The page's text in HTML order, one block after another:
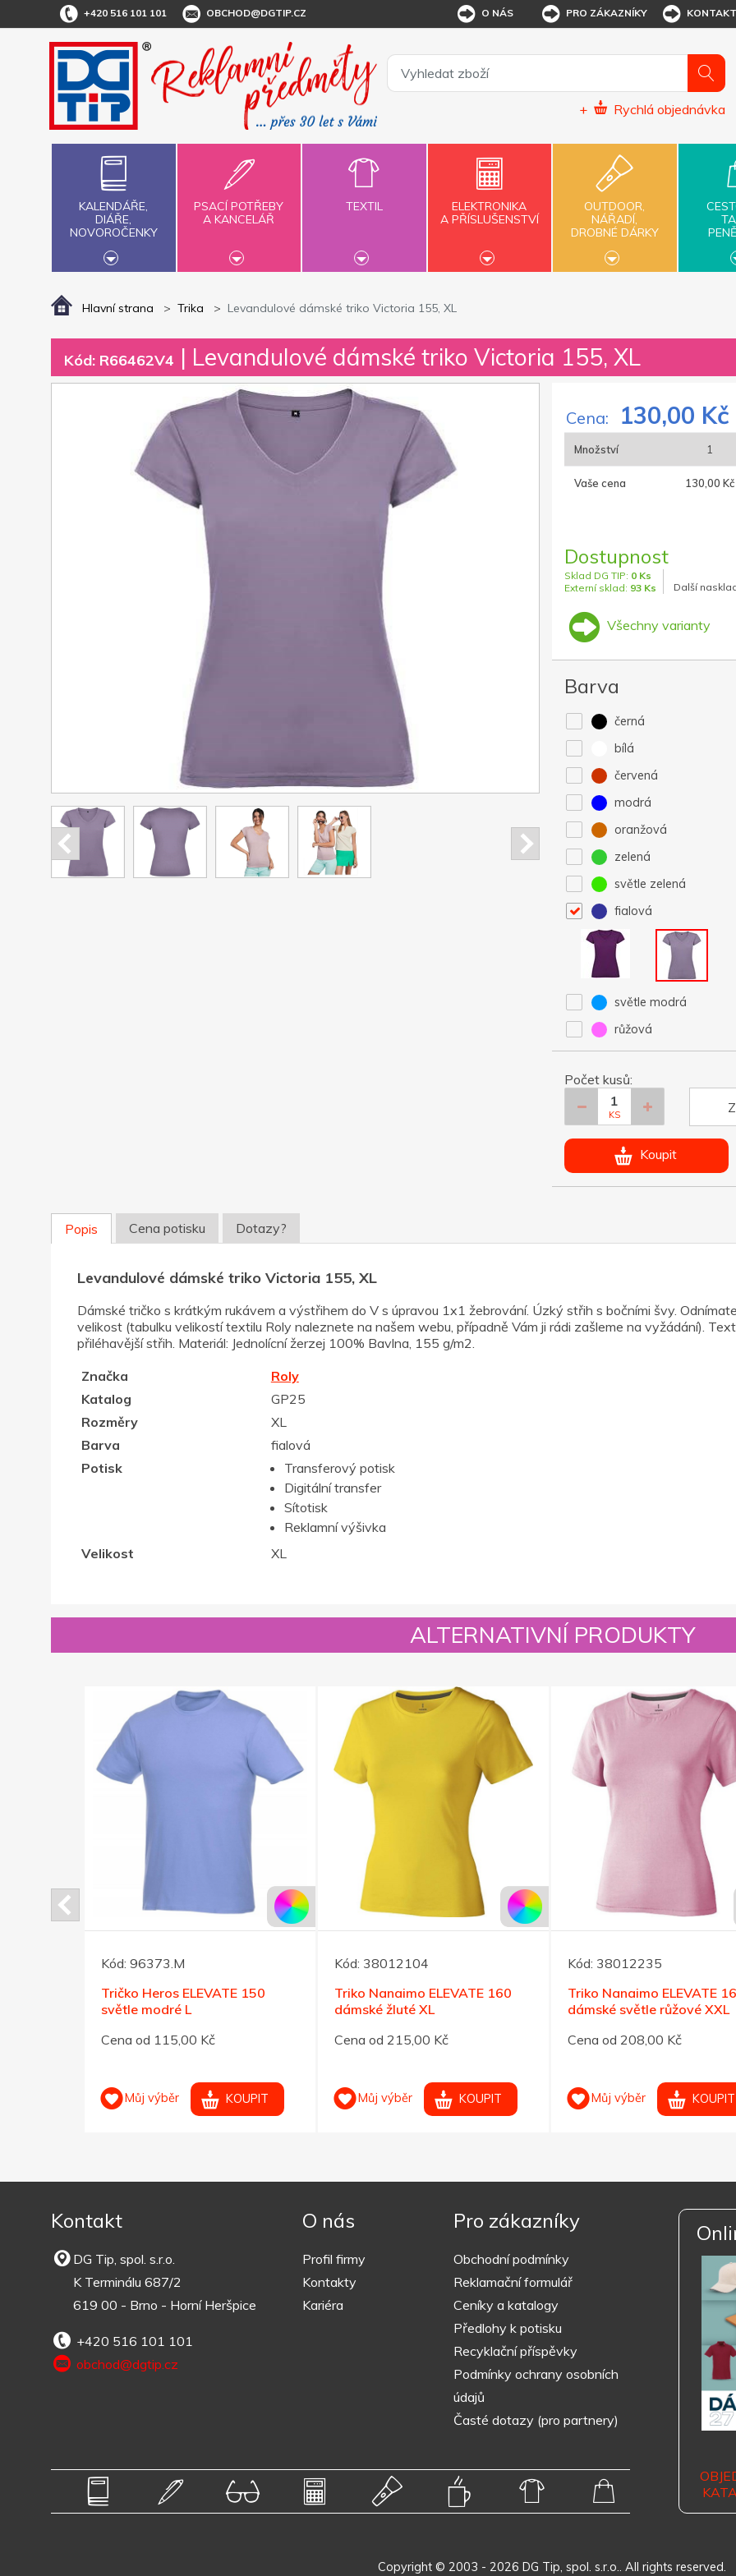
+420 516 101 101 OBCHOD@DGTIP.CZ O NÁS PRO ZÁKAZNÍKY
+ Rychlá objednávka
KALENDÁŘE,
DIÁŘE,
NOVOROČENKY
PSACÍ POTŘEBY
A KANCELÁŘ
TEXTIL
ELEKTRONIKA
A PŘÍSLUŠENSTVÍ
OUTDOOR,
NÁŘADÍ,
DROBNÉ DÁRKY
Hlavní strana Trika Levandulové dámské triko Victoria 155, XL
Kód: R66462V4 | Levandulové dámské triko Victoria 155, XL
Cena: 130,00 Kč
Množství 1
Vaše cena 130,00 Kč
Dostupnost
Sklad DG TIP: 0 Ks
Externí sklad: 93 Ks Další
Všechny varianty
Barva
černá
bílá
červená
modrá
oranžová
zelená
světle zelená
fialová
světle modrá
růžová
Počet kusů:
KS
Koupit
Popis Cena potisku Dotazy?
Levandulové dámské triko Victoria 155, XL
Dámské tričko s krátkým rukávem a výstřihem do V s úpravou 1x1 žebrování. Úzký střih s bočními švy.
velikost (tabulku velikostí textilu Roly naleznete na našem webu, případně Vám ji rádi zašleme na vyžádání).
přiléhavější střih. Materiál: Jednolícní žerzej 100% Bavlna, 155 g/m2.
Značka
Roly
Katalog
GP25
Rozměry
XL
Barva
fialová
Potisk
Transferový potisk
Digitální transfer
Sítotisk
Reklamní výšivka
Velikost
XL
ALTERNATIVNÍ PRODUKTY
Kód: 96373.M
Tričko Heros ELEVATE 150
světle modré L
Cena od 115,00 Kč
Můj výběr KOUPIT
Kód: 38012104
Triko Nanaimo ELEVATE 160
dámské žluté XL
Cena od 215,00 Kč
Můj výběr KOUPIT
Kód: 38012235
Triko Nanaimo ELEVATE
dámské světle růžové XXL
Cena od 208,00 Kč
Můj výběr KOUPIT
Kontakt
DG Tip, spol. s.r.o.
K Terminálu 687/2
619 00 - Brno - Horní Heršpice
+420 516 101 101
obchod@dgtip.cz
O nás
Profil firmy
Kontakty
Kariéra
Pro zákazníky
Obchodní podmínky
Reklamační formulář
Ceníky a katalogy
Předlohy k potisku
Recyklační příspěvky
Podmínky ochrany osobních
údajů
Časté dotazy (pro partnery)
Copyright © 2003 - 2026 DG Tip, spol. s.r.o.. All rights reserved.